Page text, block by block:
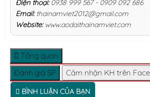
Điện thoại:0938 999 567 - 0909 092 686
Email: thainamviet2012@gmail.com
Website: www.aodaithainamviet.com
Tổng quan
Đánh giá SP
Cảm nhận KH trên
BÌNH LUẬN CỦA BẠN